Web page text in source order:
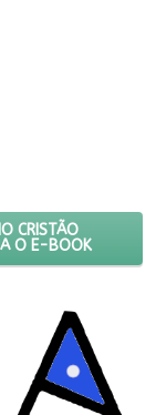
CRISTÃO
O E-BOOK